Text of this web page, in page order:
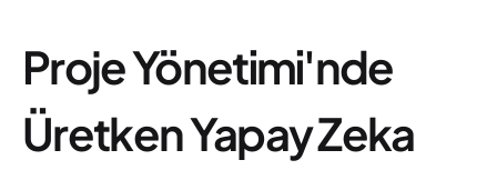
Proje Yönetimi'nde
Üretken Yapay Zeka